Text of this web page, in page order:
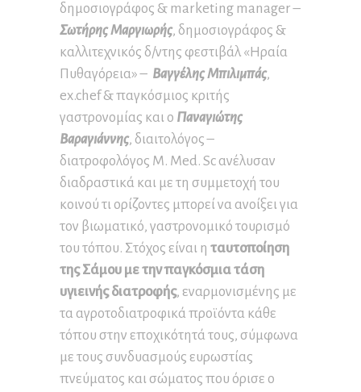
δημοσιογράφος & marketing manager –
Σωτήρης Μαργιωρής, δημοσιογράφος &
καλλιτεχνικός δ/ντης φεστιβάλ «Ηραία
Πυθαγόρεια» – Βαγγέλης Μπιλιμπάς,
ex.chef & παγκόσμιος κριτής
γαστρονομίας και ο Παναγιώτης
Βαραγιάννης, διαιτολόγος –
διατροφολόγος M. Med. Sc ανέλυσαν
διαδραστικά και με τη συμμετοχή του
κοινού τι ορίζοντες μπορεί να ανοίξει για
τον βιωματικό, γαστρονομικό τουρισμό
του τόπου. Στόχος είναι η ταυτοποίηση
της Σάμου με την παγκόσμια τάση
υγιεινής διατροφής, εναρμονισμένης με
τα αγροτοδιατροφικά προϊόντα κάθε
τόπου στην εποχικότητά τους, σύμφωνα
με τους συνδυασμούς ευρωστίας
πνεύματος και σώματος που όρισε ο